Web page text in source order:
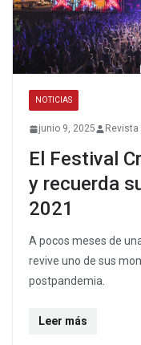
NOTICIAS
junio 9, 2025 Revista
El Festival
y recuerda
2021
A pocos meses de
revive uno de sus
postpandemia.
Leer más